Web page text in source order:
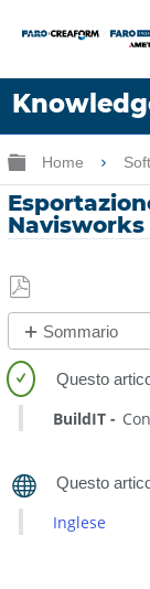
Lingua
Chiedere
Home
Salva
come
PDF
Sommario
No
intestazioni
BuildIT
Inglese